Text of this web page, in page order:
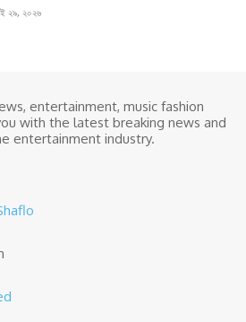
২৯, ২০২৬
entertainment, music fashion
with the latest breaking news and
entertainment industry.